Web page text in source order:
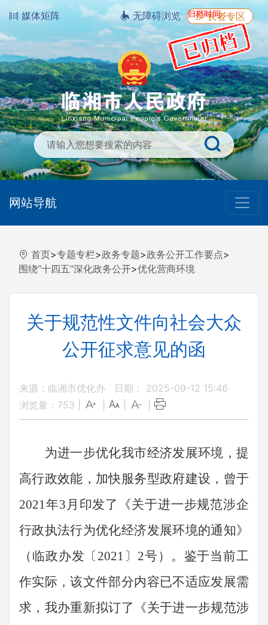
归档时间：
媒体矩阵 无障碍浏览 长者专区
网站导航
首页>专题专栏>政务专题>政务公开工作要点>
围绕“十四五”深化政务公开>优化营商环境
关于规范性文件向社会大众
公开征求意见的函
来源：临湘市优化办
日期： 2025-09-12 15:46
浏览量： 753
为进一步优化我市经济发展环境，提
高行政效能，加快服务型政府建设，曾于
2021年3 月 印发了 《关于进一步规范涉企
行政执法行为优化经济发展环境的通知》
（临政办发〔 2021 〕 2号）。鉴于当前工
作实际，该文件部分内容已不适应发展需
求，我办重新拟订了《关于进一步规范涉